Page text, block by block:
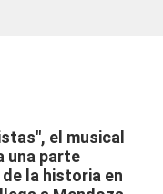
el musical
una parte
la historia en